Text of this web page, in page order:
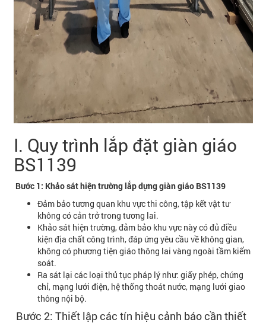
I. Quy trình lắp đặt giàn giáo
BS1139
Bước 1: Khảo sát hiện trường lắp dựng giàn giáo BS1139
Đảm bảo tương quan khu vực thi công, tập kết vật tư
không có cản trở trong tương lai.
Khảo sát hiện trường, đảm bảo khu vực này có đủ điều
kiện địa chất công trình, đáp ứng yêu cầu về không gian,
không có phương tiện giáo thông lai vàng ngoài tầm kiểm
soát.
Ra sát lại các loại thủ tục pháp lý như: giấy phép, chứng
chỉ, mạng lưới điện, hệ thống thoát nước, mạng lưới giao
thông nội bộ.
Bước 2: Thiết lập các tín hiệu cảnh báo cần thiết